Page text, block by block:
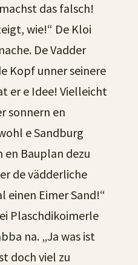
das falsch!
wie!“ De Kloi
De Vadder
Kopf unner seinere
er e Idee! Vielleicht
sonnern en
e Sandburg
en Bauplan dezu
de vädderliche
einen Eimer Sand!“
Plaschdikoimerle
na. „Ja was ist
doch viel zu